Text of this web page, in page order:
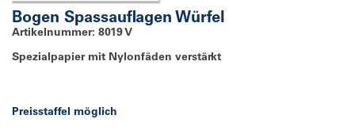
Bogen Spassauflagen Würfel
Artikelnummer: 8019 V
Spezialpapier mit Nylonfäden verstärkt
Preisstaffel möglich